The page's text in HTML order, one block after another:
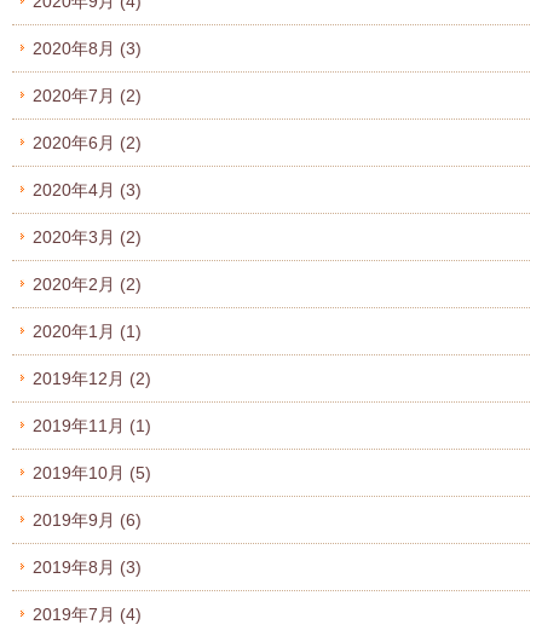
2020年8月 (3)
2020年7月 (2)
2020年6月 (2)
2020年4月 (3)
2020年3月 (2)
2020年2月 (2)
2020年1月 (1)
2019年12月 (2)
2019年11月 (1)
2019年10月 (5)
2019年9月 (6)
2019年8月 (3)
2019年7月 (4)